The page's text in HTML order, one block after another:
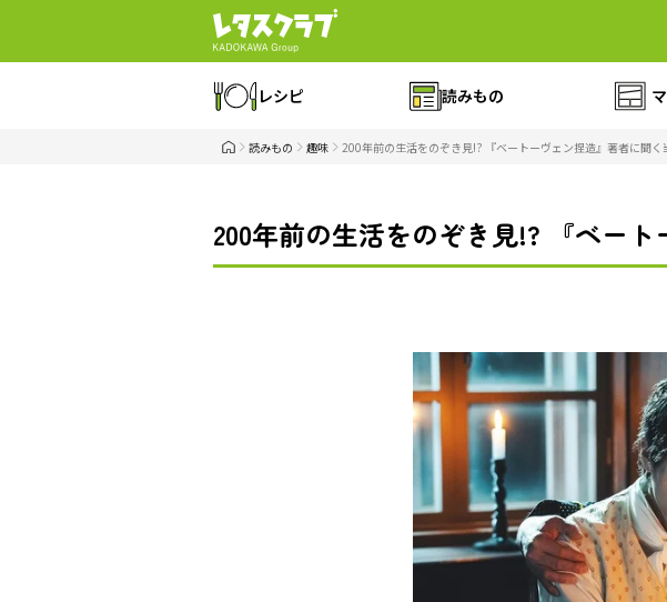
レシピ 読みもの
読みもの 趣味 200年前の生活をのぞき見!? 『ベートーヴェン捏造』著者に聞く
200年前の生活をのぞき見!? 『ベー